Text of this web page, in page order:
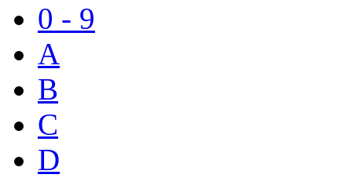
0 - 9
A
B
C
D